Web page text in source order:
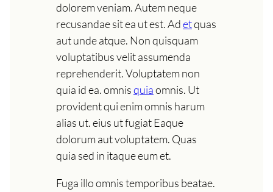
dolorem veniam. Autem neque
recusandae sit ea ut est. Adetquas
aut unde atque. Non quisquam
voluptatibus velit assumenda
reprehenderit. Voluptatem non
quia id ea. omnisquiaomnis. Ut
provident qui enim omnis harum
alias ut. eius ut fugiat Eaque
dolorum aut voluptatem. Quas
quia sed in itaque eum et.
Fuga illo omnis temporibus beatae.